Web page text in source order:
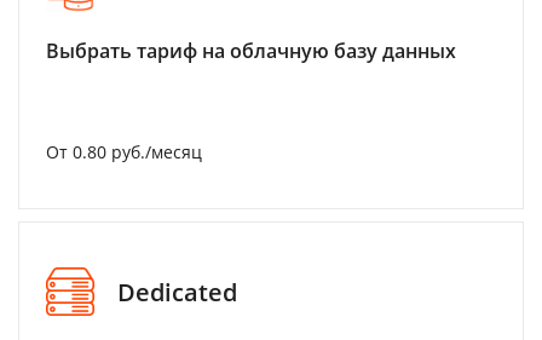
Выбрать тариф на облачную базу данных
От 0.80 руб./месяц
Dedicated